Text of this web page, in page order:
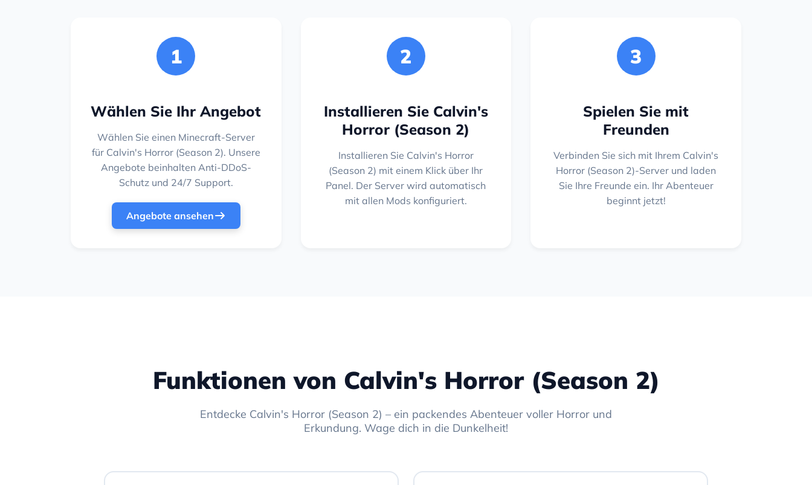
1
Wählen Sie Ihr Angebot
Wählen Sie einen Minecraft-Server
für Calvin's Horror (Season 2). Unsere
Angebote beinhalten Anti-DDoS-
Schutz und 24/7 Support.
Angebote ansehen
2
Installieren Sie Calvin's
Horror (Season 2)
Installieren Sie Calvin's Horror
(Season 2) mit einem Klick über Ihr
Panel. Der Server wird automatisch
mit allen Mods konfiguriert.
3
Spielen Sie mit
Freunden
Verbinden Sie sich mit Ihrem Calvin's
Horror (Season 2)-Server und laden
Sie Ihre Freunde ein. Ihr Abenteuer
beginnt jetzt!
Funktionen von Calvin's Horror (Season 2)
Entdecke Calvin's Horror (Season 2) – ein packendes Abenteuer voller Horror und
Erkundung. Wage dich in die Dunkelheit!